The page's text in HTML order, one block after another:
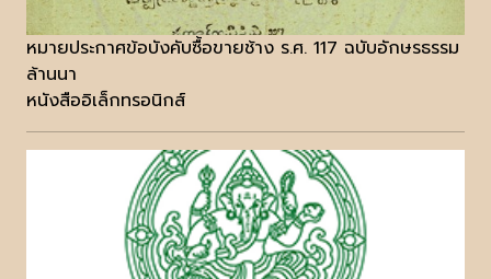
หมายประกาศข้อบังคับซื้อขายช้าง ร.ศ. 117 ฉบับอักษรธรรม
ล้านนา
หนังสืออิเล็กทรอนิกส์